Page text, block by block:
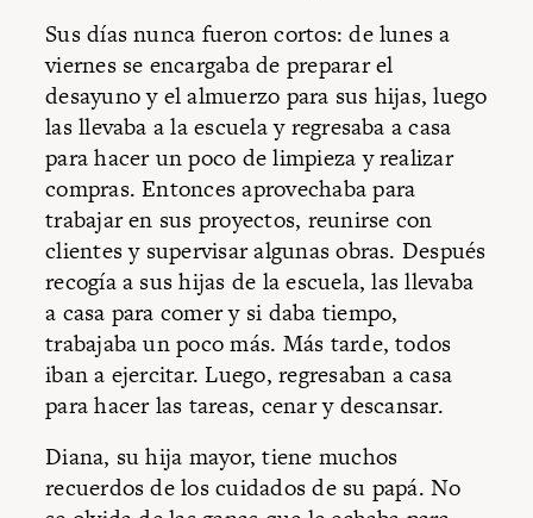
Sus días nunca fueron cortos: de lunes a
viernes se encargaba de preparar el
desayuno y el almuerzo para sus hijas, luego
las llevaba a la escuela y regresaba a casa
para hacer un poco de limpieza y realizar
compras. Entonces aprovechaba para
trabajar en sus proyectos, reunirse con
clientes y supervisar algunas obras. Después
recogía a sus hijas de la escuela, las llevaba
a casa para comer y si daba tiempo,
trabajaba un poco más. Más tarde, todos
iban a ejercitar. Luego, regresaban a casa
para hacer las tareas, cenar y descansar.
Diana, su hija mayor, tiene muchos
recuerdos de los cuidados de su papá. No